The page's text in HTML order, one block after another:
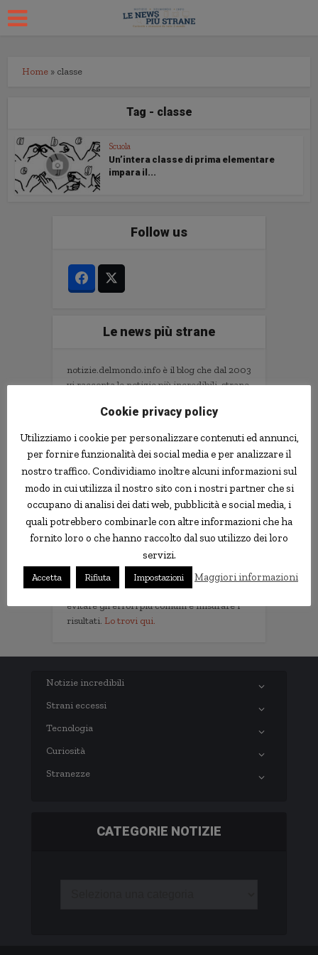
Home » classe
Tag - classe
Scuola
Un’intera classe di prima elementare
impara il...
Follow us
Le news più strane
notizie.delmondo.info è il blog che dal 2003
vi racconta le notizie più incredibili, strane,
ladri imbranati, prodotti assurdi, ricerche
Informativa Privacy
Contatti
Implementare l'AI nella tua impresa senza
metodo e gli strumenti.
Non servono competenze tecniche. Serve
un metodo per scegliere i progetti giusti,
evitare gli errori più comuni e misurare i
risultati. Lo trovi qui.
Notizie incredibili
Strani eccessi
Tecnologia
Curiosità
Stranezze
CATEGORIE NOTIZIE
Cookie privacy policy
Utilizziamo i cookie per personalizzare contenuti ed annunci,
per fornire funzionalità dei social media e per analizzare il
nostro traffico. Condividiamo inoltre alcuni informazioni sul
modo in cui utilizza il nostro sito con i nostri partner che si
occupano di analisi dei dati web, pubblicità e social media, i
quali potrebbero combinarle con altre informazioni che ha
fornito loro o che hanno raccolto dal suo utilizzo dei loro
servizi.
Accetta Rifiuta Impostazioni Maggiori informazioni